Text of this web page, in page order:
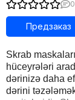
0
Предзаказ
Skrab
hüceyrələri
dərinizə daha
dərini